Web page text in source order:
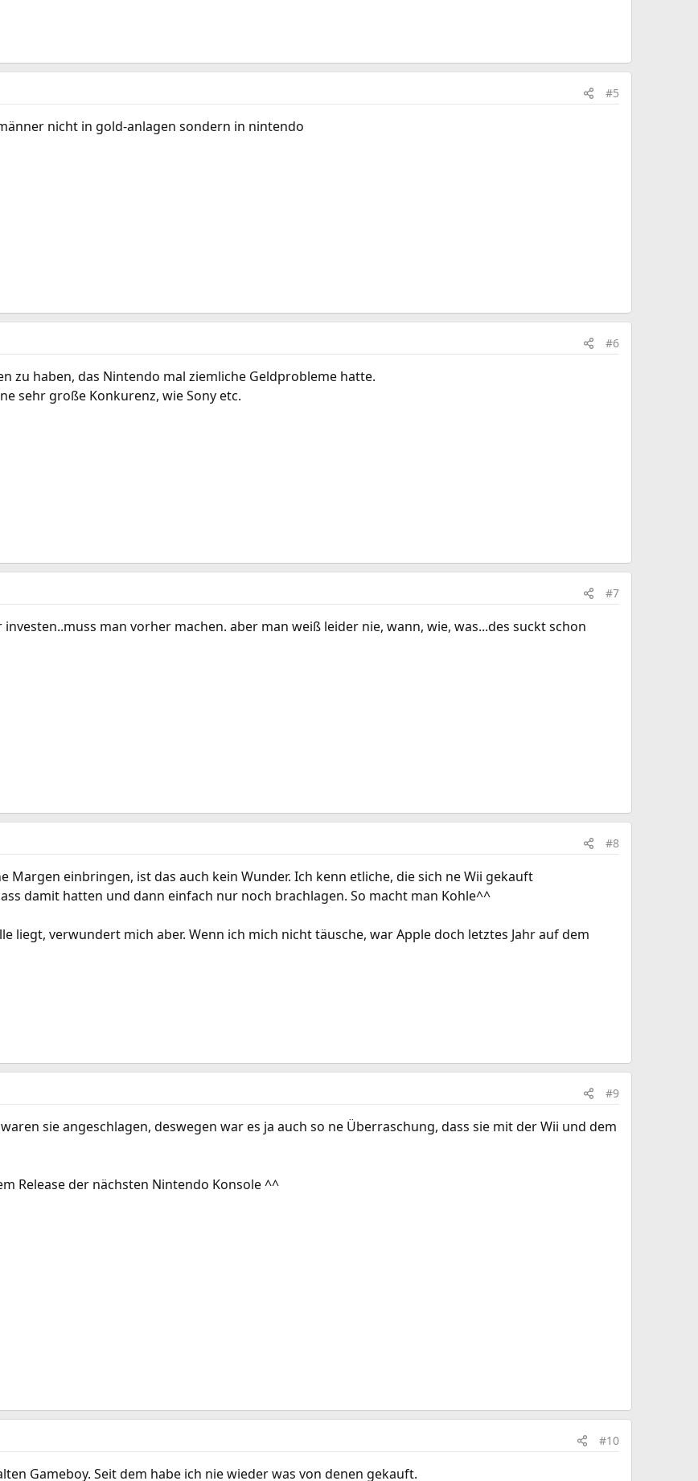
#5
nicht in gold-anlagen sondern in nintendo
#6
zu haben, das Nintendo mal ziemliche Geldprobleme hatte.
sehr große Konkurenz, wie Sony etc.
#7
man vorher machen. aber man weiß leider nie, wann, wie, was...des suckt schon
#8
Margen einbringen, ist das auch kein Wunder. Ich kenn etliche, die sich ne Wii gekauft
damit hatten und dann einfach nur noch brachlagen. So macht man Kohle^^
liegt, verwundert mich aber. Wenn ich mich nicht täusche, war Apple doch letztes Jahr auf dem
#9
waren sie angeschlagen, deswegen war es ja auch so ne Überraschung, dass sie mit der Wii und dem
Release der nächsten Nintendo Konsole ^^
#10
Gameboy. Seit dem habe ich nie wieder was von denen gekauft.